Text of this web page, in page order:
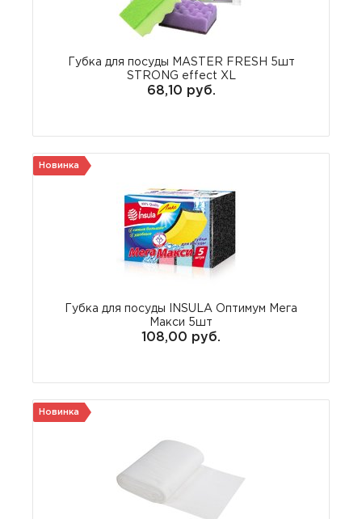
Губка для посуды MASTER FRESH 5шт
STRONG effect XL
68,10 руб.
Губка для посуды INSULA Оптимум Мега
Макси 5шт
108,00 руб.
Новинка
Новинка